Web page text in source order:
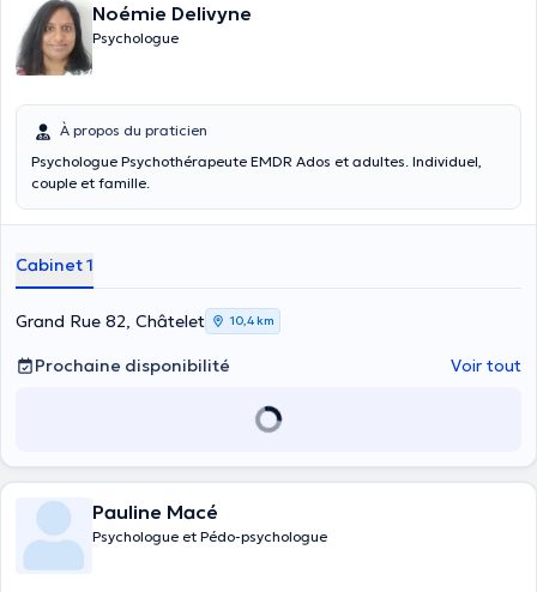
Noémie Delivyne
Psychologue
À propos du praticien
Psychologue Psychothérapeute EMDR Ados et adultes. Individuel,
couple et famille.
Cabinet 1
Grand Rue 82, Châtelet 10,4 km
Prochaine disponibilité Voir tout
Pauline Macé
Psychologue et Pédo-psychologue